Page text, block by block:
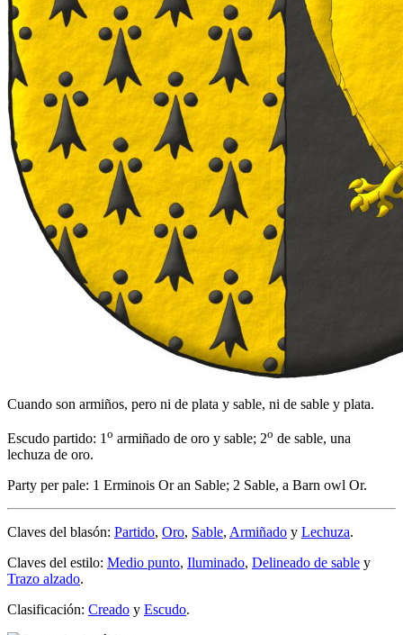
Cuando son armiños, pero ni de plata y sable, ni de sable y plata.
Escudo partido: 1 o armiñado de oro y sable; 2o de sable, una
lechuza de oro.
Party per pale: 1 Erminois Or an Sable; 2 Sable, a Barn owl Or.
Claves del blasón: Partido, Oro, Sable, Armiñado y Lechuza.
Claves del estilo: Medio punto, Iluminado, Delineado de sable y
Trazo alzado.
Clasificación: Creado y Escudo.